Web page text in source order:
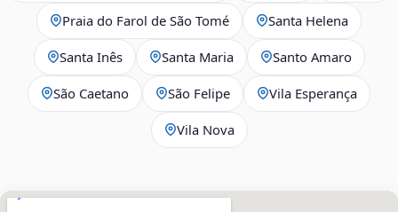
Praia do Farol de São Tomé Santa Helena
Santa Inês Santa Maria Santo Amaro
São Caetano São Felipe Vila Esperança
Vila Nova